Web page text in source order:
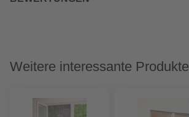
Weitere interessante Produkte